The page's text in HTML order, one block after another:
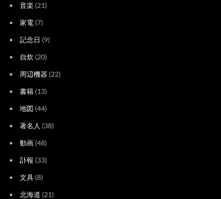
音楽 (21)
家電 (7)
記念日 (9)
自炊 (20)
周辺機器 (22)
書籍 (13)
地図 (44)
著名人 (38)
動画 (48)
訃報 (33)
文具 (8)
北海道 (21)